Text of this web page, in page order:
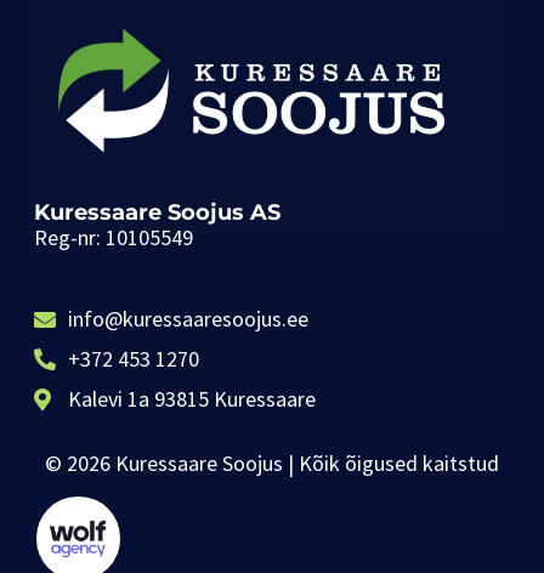
Kuressaare Soojus AS
Reg-nr: 10105549
info@kuressaaresoojus.ee
+372 453 1270
Kalevi 1a 93815 Kuressaare
© 2026 Kuressaare Soojus | Kõik õigused kaitstud